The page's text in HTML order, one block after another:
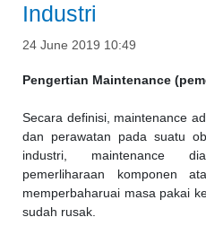
Industri
24 June 2019 10:49
Pengertian Maintenance
Secara definisi, maintenance
dan perawatan pada suatu
industri, maintenance
pemerliharaan komponen
memperbaharuai masa pakai
sudah rusak.